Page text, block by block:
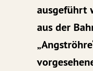
ausgeführt
aus der